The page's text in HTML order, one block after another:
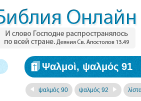
Ψαλμοὶ, ψαλμός 91
ψαλμός 90 ψαλμός 92